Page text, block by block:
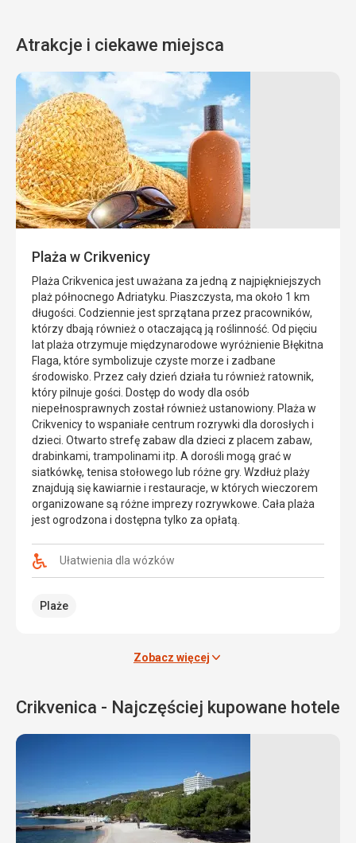
Atrakcje i ciekawe miejsca
Plaża w Crikvenicy
Plaża Crikvenica jest uważana za jedną z najpiękniejszych
plaż północnego Adriatyku. Piaszczysta, ma około 1 km
długości. Codziennie jest sprzątana przez pracowników,
którzy dbają również o otaczającą ją roślinność. Od pięciu
lat plaża otrzymuje międzynarodowe wyróżnienie Błękitna
Flaga, które symbolizuje czyste morze i zadbane
środowisko. Przez cały dzień działa tu również ratownik,
który pilnuje gości. Dostęp do wody dla osób
niepełnosprawnych został również ustanowiony. Plaża w
Crikvenicy to wspaniałe centrum rozrywki dla dorosłych i
dzieci. Otwarto strefę zabaw dla dzieci z placem zabaw,
drabinkami, trampolinami itp. A dorośli mogą grać w
siatkówkę, tenisa stołowego lub różne gry. Wzdłuż plaży
znajdują się kawiarnie i restauracje, w których wieczorem
organizowane są różne imprezy rozrywkowe. Cała plaża
jest ogrodzona i dostępna tylko za opłatą.
Ułatwienia dla wózków
Plaże
Zobacz więcej
Crikvenica - Najczęściej kupowane hotele